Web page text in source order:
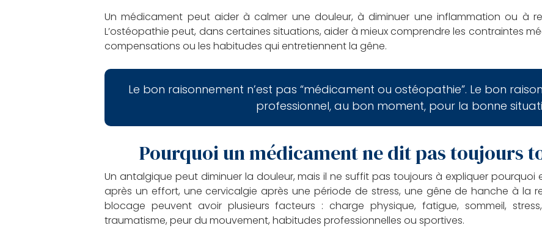
Un médicament peut aider à calmer une douleur, à diminuer une inflammation ou à
L’ostéopathie peut, dans certaines situations, aider à mieux comprendre les contraintes
compensations ou les habitudes qui entretiennent la gêne.
Le bon raisonnement n’est pas “médicament ou ostéopathie”. Le bon
professionnel, au bon moment, pour la bonne
Pourquoi un médicament ne dit pas toujours
Un antalgique peut diminuer la douleur, mais il ne suffit pas toujours à expliquer pourquoi
après un effort, une cervicalgie après une période de stress, une gêne de hanche à la
blocage peuvent avoir plusieurs facteurs : charge physique, fatigue, sommeil,
traumatisme, peur du mouvement, habitudes professionnelles ou sportives.